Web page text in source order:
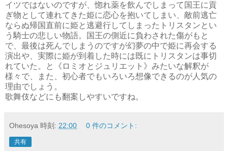
イツではないのですが、惚れ薬を飲んでしまって国王に貢
ぎ物として連れてきた姫に恋心を抱いてしまい、敵前逃亡
ならぬ帰国直前に姫と逃避行してしまったトリスタンとい
う騎士の悲しい物語。国王の側近に負わされた傷がもと
で、最後は死んでしまうのですが幻夢の中で姫に再会する
演出や、実際に姫が到着した時には既にトリスタンは事切
れていた。と《ロミオとジュリエット》みたいな解釈が
様々で、また、初心者でもいろいろ想像できるのが人気の
理由でしょう。
歌舞伎などにも翻案しやすいですね。
Ohesoya 時刻: 22:00 0 件のコメント:
共有